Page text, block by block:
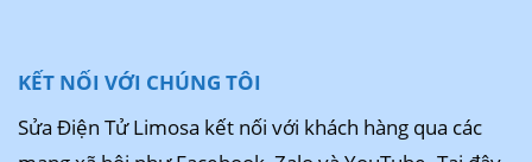
KẾT NỐI VỚI CHÚNG TÔI
Sửa Điện Tử Limosa kết nối với khách hàng qua các